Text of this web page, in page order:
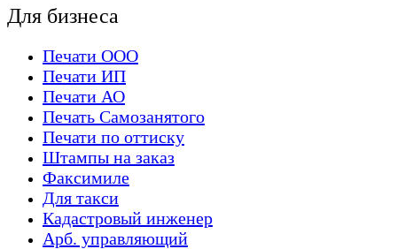
Для бизнеса
Печати ООО
Печати ИП
Печати АО
Печать Самозанятого
Печати по оттиску
Штампы на заказ
Факсимиле
Для такси
Кадастровый инженер
Арб. управляющий